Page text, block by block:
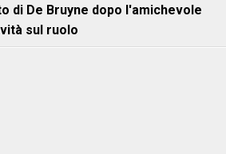
di De Bruyne dopo l'amichevole
sul ruolo